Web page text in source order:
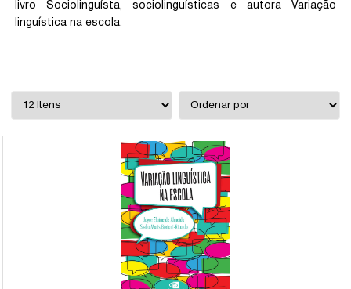
livro Sociolinguísta, sociolinguísticas e autora Variação
linguística na escola.